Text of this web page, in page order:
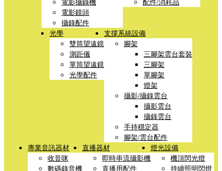
電影攝錄機
電影鏡頭
攝錄配件
配件/消耗品
光學
雙筒望遠鏡
測距儀
單筒望遠鏡
光學配件
支撐系統設備
腳架
三腳架雲台套裝
三腳架
單腳架
燈架
攝影/攝錄雲台
攝影雲台
攝錄雲台
手持穩定器
腳架/雲台配件
專業音訊器材
收音咪
數碼錄音機
直播器材
即時串流攝影機
直播用配件
燈光設備
機頂閃光燈
持續照明閃燈